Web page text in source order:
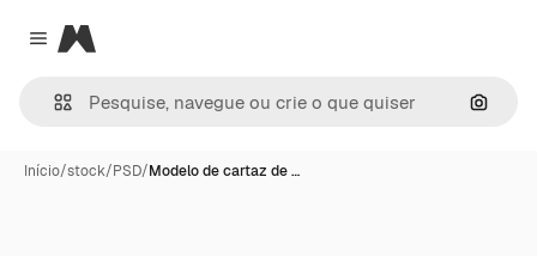
Close menu
Magnific
Início/stock/PSD/Modelo de cartaz de …